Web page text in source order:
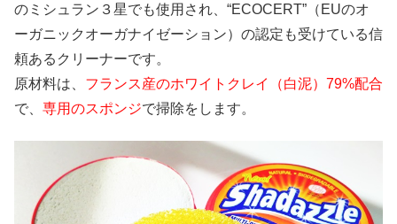
のミシュラン３星でも使用され、“ECOCERT”（EUのオ
ーガニックオーガナイゼーション）の認定も受けている信
頼あるクリーナーです。
原材料は、 フランス産のホワイトクレイ（白泥）79%配合
で、 専用のスポンジで掃除をします。